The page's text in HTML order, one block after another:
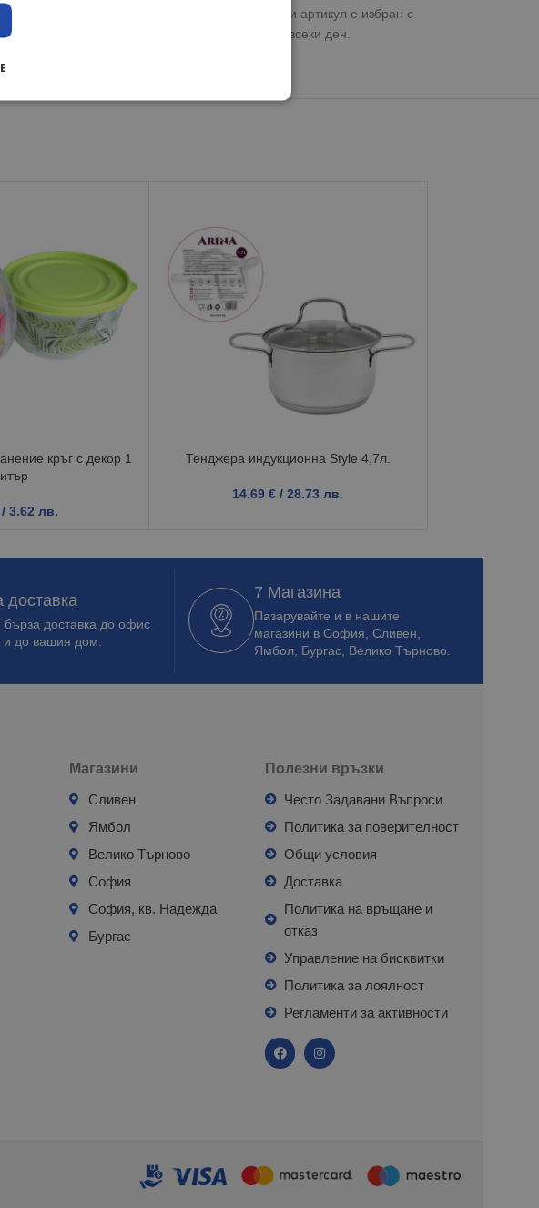
фигури и практични аксесоари, всеки артикул е избран с
предназначение, а вдъхновяват и радват всеки ден.
кръг с декор 1
/ 3.62 лв.
Тенджера индукционна Style 4,7л.
14.69 € / 28.73 лв.
доставка
бърза доставка до офис
и до вашия дом.
7 Магазина
Пазарувайте и в нашите
магазини в София, Сливен,
Ямбол, Бургас, Велико Търново.
Магазини
Сливен
Ямбол
Велико Търново
София
София, кв. Надежда
Бургас
Полезни връзки
Често Задавани Въпроси
Политика за поверителност
Общи условия
Доставка
Политика на връщане и
отказ
Управление на бисквитки
Политика за лоялност
Регламенти за активности